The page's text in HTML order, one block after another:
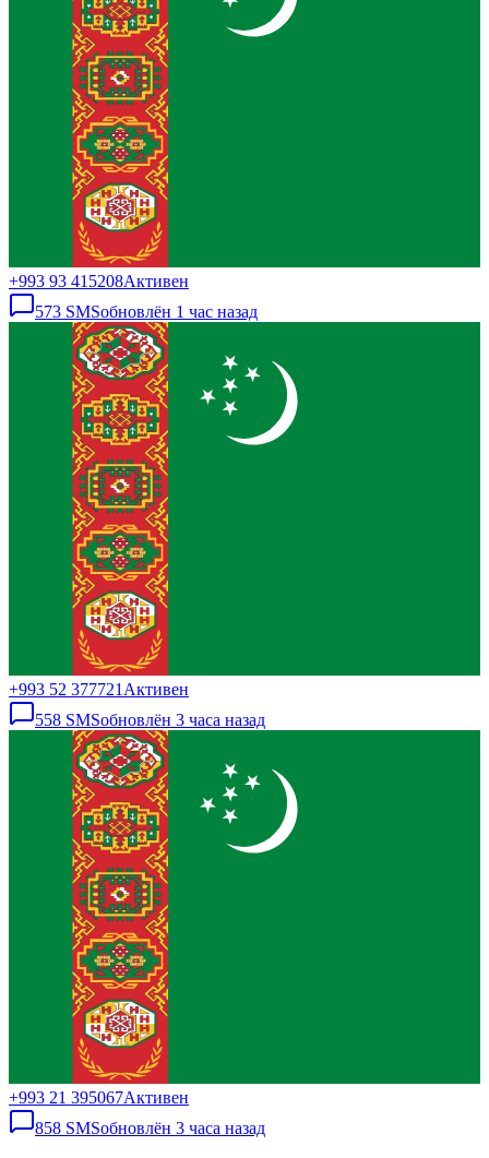
+993 93 415208Активен
573 SMSобновлён 1 час назад
+993 52 377721 Активен
558 SMSобновлён 3 часа назад
+993 21 395067Активен
858 SMSобновлён 3 часа назад